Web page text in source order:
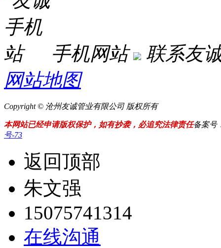
手机网站
联系友
网站地图
Copyright © 沧州友诚管业有限公司 版权所有
本网站已经申请版权保护，如有抄袭，必追究法律责任备案号
号-73
返回顶部
朱文强
15075741314
在线沟通